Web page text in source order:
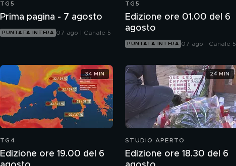
TG5
Prima pagina - 7 agosto
PUNTATA INTERA 07 ago | Canale 5
TG5
Edizione ore 01.00 del 6
agosto
PUNTATA INTERA 07 ago | Canale 5
TG4
Edizione ore 19.00 del 6
34 MIN
STUDIO APERTO
Edizione ore 18.30 del 6
24 MIN